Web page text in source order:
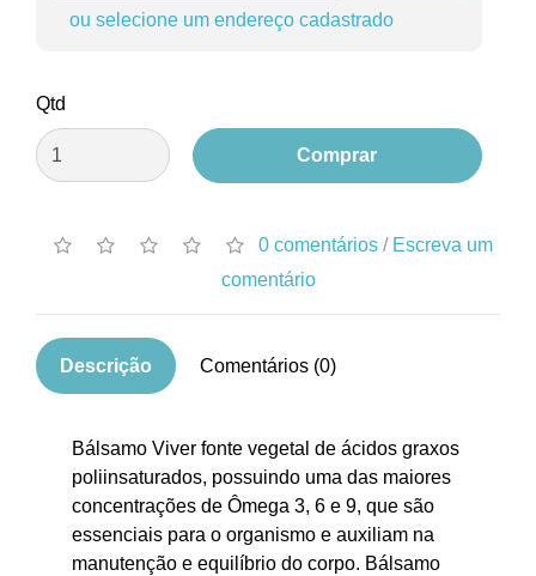
ou selecione um endereço cadastrado
Qtd
Comprar
0 comentários / Escreva um
comentário
Descrição Comentários (0)
Bálsamo Viver fonte vegetal de ácidos graxos
poliinsaturados, possuindo uma das maiores
concentrações de Ômega 3, 6 e 9, que são
essenciais para o organismo e auxiliam na
manutenção e equilíbrio do corpo. Bálsamo